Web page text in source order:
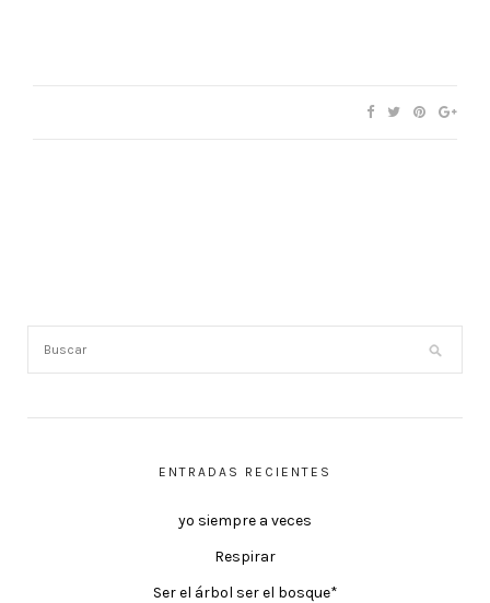
ENTRADAS RECIENTES
yo siempre a veces
Respirar
Ser el árbol ser el bosque*